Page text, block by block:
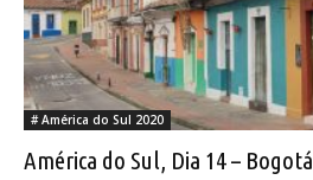
# América do Sul 2020
América do Sul, Dia 14 – Bogotá